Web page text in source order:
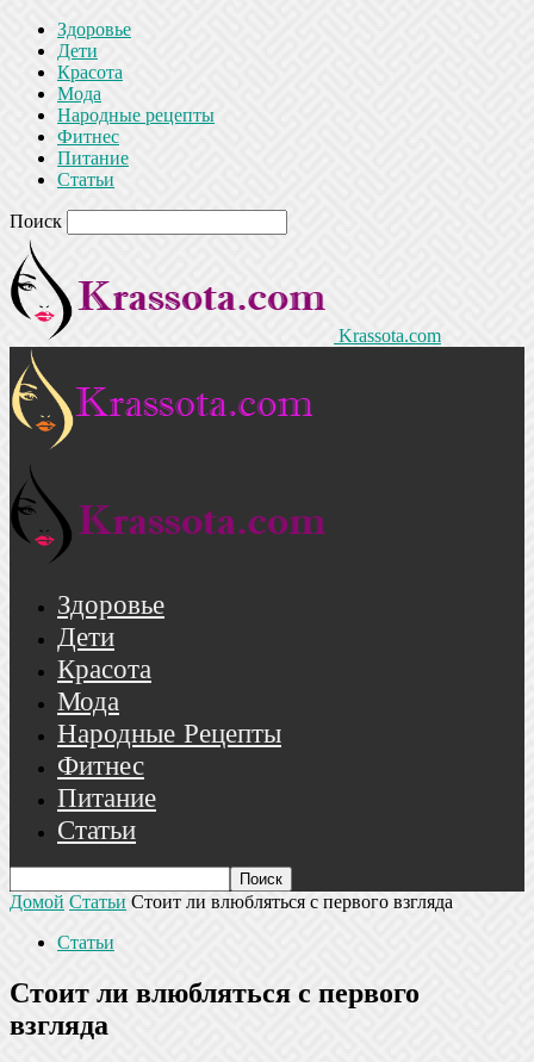
Здоровье
Дети
Красота
Мода
Народные рецепты
Фитнес
Питание
Статьи
Поиск
Krassota.com
Здоровье
Дети
Красота
Мода
Народные Рецепты
Фитнес
Питание
Статьи
Домой Статьи Стоит ли влюбляться с первого взгляда
Статьи
Стоит ли влюбляться с первого
взгляда